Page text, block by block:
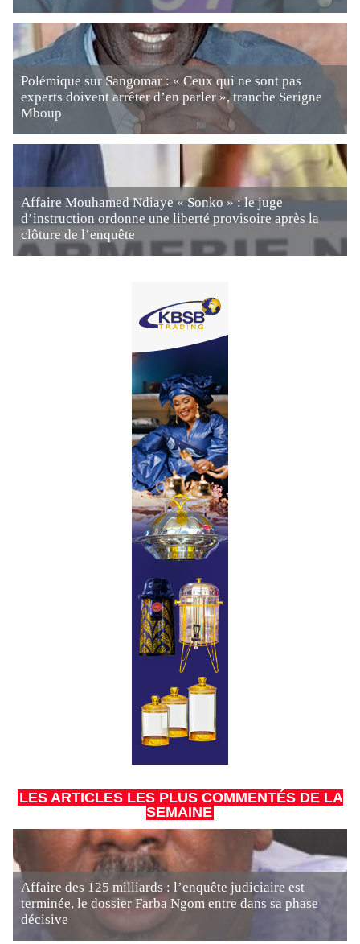
Polémique sur Sangomar : « Ceux qui ne sont pas
experts doivent arrêter d’en parler », tranche Serigne
Mboup
Affaire Mouhamed Ndiaye « Sonko » : le juge
d’instruction ordonne une liberté provisoire après la
clôture de l’enquête
LES ARTICLES LES PLUS COMMENTÉS DE LA
SEMAINE
Affaire des 125 milliards : l’enquête judiciaire est
terminée, le dossier Farba Ngom entre dans sa phase
décisive